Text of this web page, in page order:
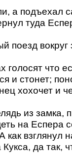
а подъехал
туда
поезд вокруг
голосят что
и стонет;
хохочет и
из замка,
на Еспера
как взглянул
да так,